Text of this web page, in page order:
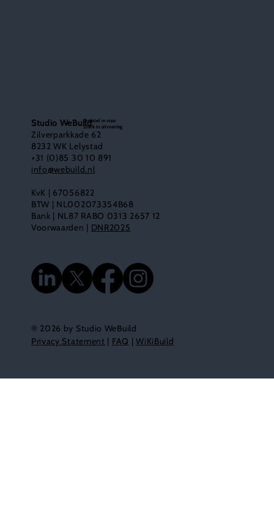
Studio WeBuild
Zilverparkkade 62
8232 WK Lelystad
+31 (0)85 30 10 891
info@webuild.nl
KvK | 67056822
BTW | NL002073354B68
Bank | NL87 RABO 0313 2657 12
Voorwaarden | DNR2025
® 2026 by Studio WeBuild
Privacy Statement | FAQ |WiKiBuild
Creatief in visie
Sterk in uitvoering